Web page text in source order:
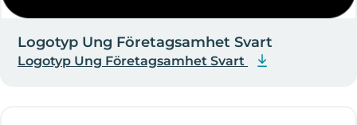
Logotyp Ung Företagsamhet Svart
Logotyp Ung Företagsamhet Svart